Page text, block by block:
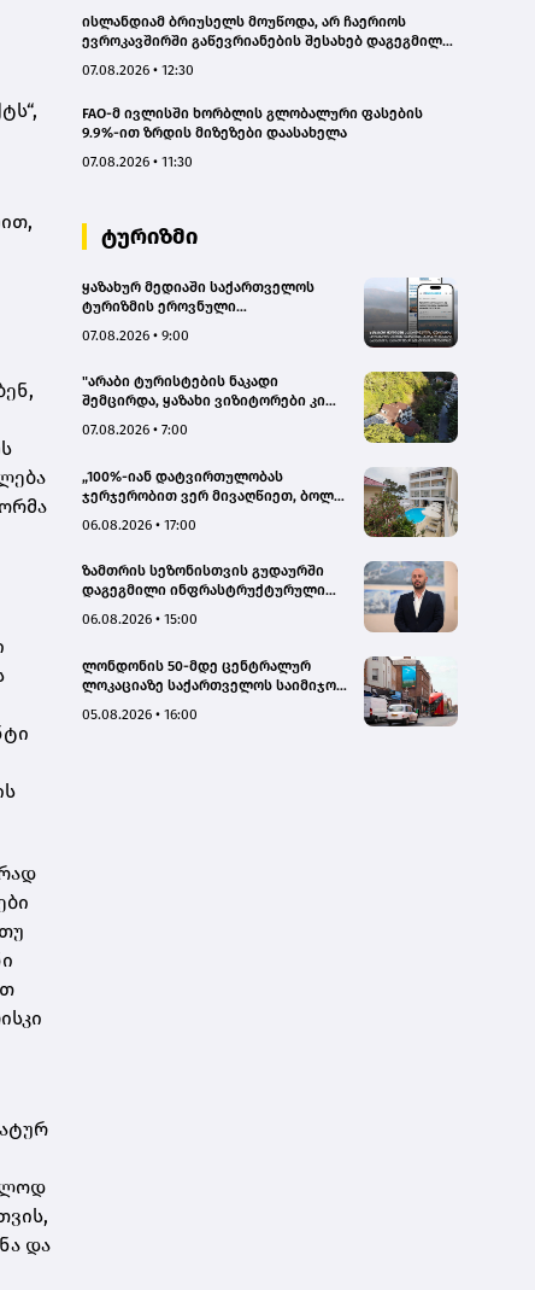
და
ისლანდიამ ბრიუსელს მოუწოდა, არ ჩაერიოს
ევროკავშირში გაწევრიანების შესახებ დაგეგმილ
07.08.2026 • 12:30
FAO-მ ივლისში ხორბლის გლობალური ფასების
9.9%-ით ზრდის მიზეზები დაასახელა
07.08.2026 • 11:30
ტურიზმი
ყაზახურ მედიაში საქართველოს
ტურიზმის ეროვნული
კამპანიის ფარგლებში სტატიები
07.08.2026 • 9:00
"არაბი ტურისტების ნაკადი
შემცირდა, ყაზახი ვიზიტორები კი
Hotel
07.08.2026 • 7:00
„100%-იან დატვირთულობას
ჯერჯერობით ვერ მივაღწიეთ, ბოლო
გაუქმდა“ - Kobuleti Beach Club
06.08.2026 • 17:00
ზამთრის სეზონისთვის გუდაურში
დაგეგმილი ინფრასტრუქტურული
გუდაურის ტურისტული
დარსალია
06.08.2026 • 15:00
ლონდონის 50-მდე ცენტრალურ
ლოკაციაზე საქართველოს საიმიჯო
05.08.2026 • 16:00